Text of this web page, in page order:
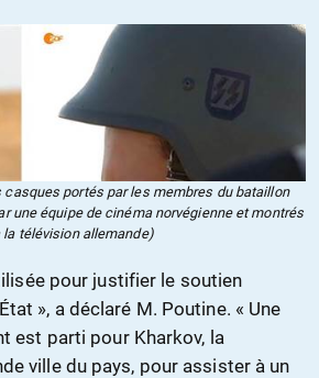
casques portés par les membres du bataillon
une équipe de cinéma norvégienne et montrés
la télévision allemande)
pour justifier le soutien
», a déclaré M. Poutine. « Une
est parti pour Kharkov, la
ville du pays, pour assister à un